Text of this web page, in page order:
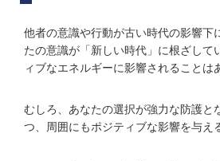
他者の意識や行動が古い時代の影響下
たの意識が「新しい時代」に根ざして
ィブなエネルギーに影響されることは
むしろ、あなたの選択が強力な防護と
つ、周囲にもポジティブな影響を与え